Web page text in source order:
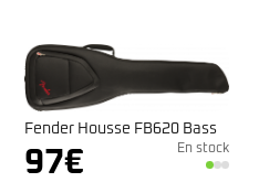
Fender Housse FB620 Bass
97€ En stock